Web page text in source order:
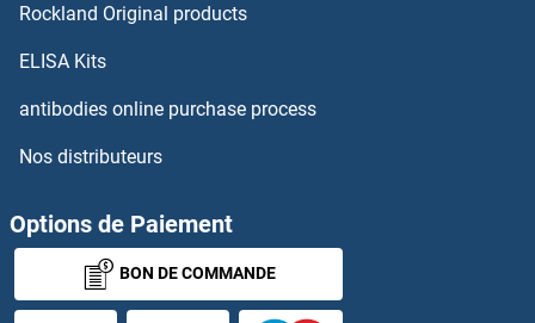
POMP Anticorps
POMT1 Anticorps
POMT2 Anticorps
POMZP3 Anticorps
PON1 Anticorps
Rockland Original products
ELISA Kits
antibodies online purchase process
Nos distributeurs
Options de Paiement
BON DE COMMANDE